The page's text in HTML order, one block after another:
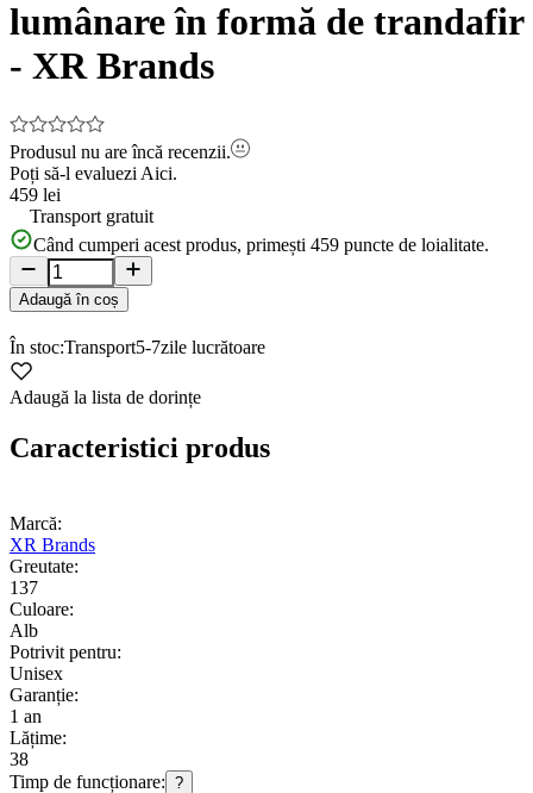
lumânare în formă de trandafir
- XR Brands
Produsul nu are încă recenzii.
Poți să-l evaluezi Aici.
459 lei
Transport gratuit
Când cumperi acest produs, primești 459 puncte de loialitate.
Adaugă în coș
În stoc:Transport5-7zile lucrătoare
Adaugă la lista de dorințe
Caracteristici produs
Marcă:
XR Brands
Greutate:
137
Culoare:
Alb
Potrivit pentru:
Unisex
Garanție:
1 an
Lățime:
38
Timp de funcționare: ?